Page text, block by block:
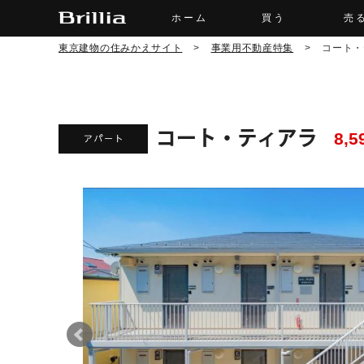
ホーム 買う 売
東京建物の住みかえサイト > 事業用不動産特集 > コート
コート・ティアラ